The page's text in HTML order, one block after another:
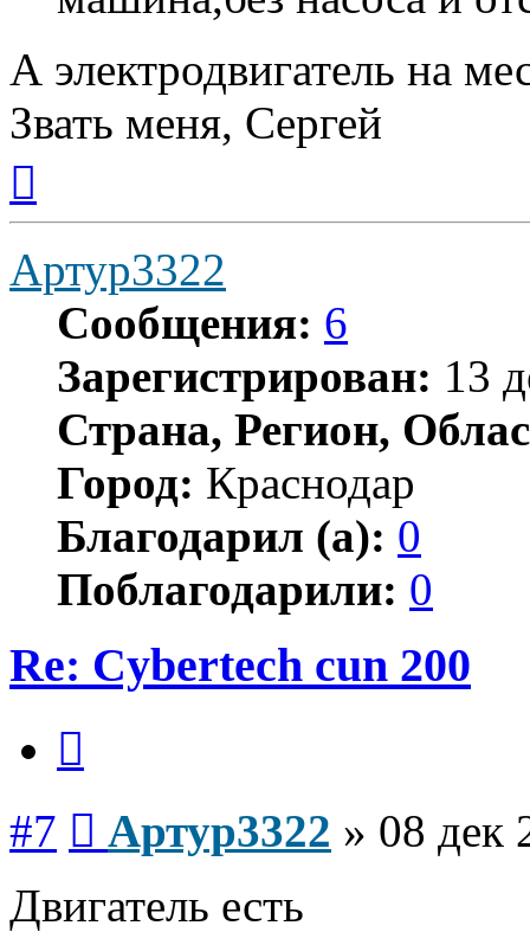
А электродвигатель на
Звать меня, Сергей
началу
Артур3322
Сообщения: 6
Зарегистрирован: 13
Страна, Регион,
Город: Краснодар
Благодарил (а): 0
Поблагодарили: 0
Re: Cybertech cun 200
#7 Артур3322 » 08 дек
Двигатель есть